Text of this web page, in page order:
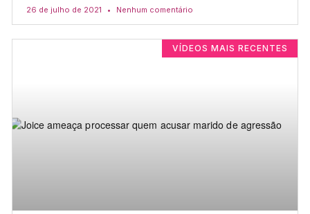
26 de julho de 2021 Nenhum comentário
VÍDEOS MAIS RECENTES